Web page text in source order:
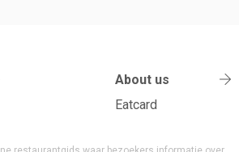
About us
Eatcard